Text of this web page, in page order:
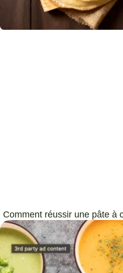
Comment réussir une pâte à